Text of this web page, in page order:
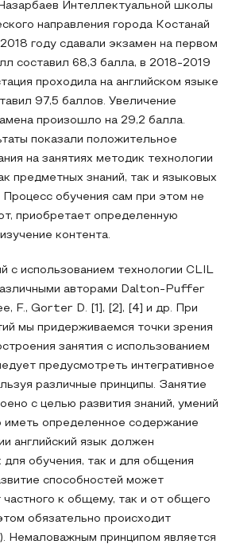
Интеллектуальной школы
направления города Костанай
году сдавали экзамен на первом
составил 68,3 балла, в 2018-2019
проходила на английском языке
97,5 баллов. Увеличение
произошло на 29,2 балла.
показали положительное
на занятиях методик технологии
предметных знаний, так и языковых
Процесс обучения сам при этом не
приобретает определенную
контента.
с использованием технологии CLIL
авторами Dalton-Puffer
F., Gorter D. [1], [2], [4] и др. При
мы придерживаемся точки зрения
занятия с использованием
предусмотреть интегративное
различные принципы. Занятие
с целью развития знаний, умений
иметь определенное содержание
английский язык должен
для обучения, так и для общения
способностей может
частного к общему, так и от общего
обязательно происходит
Немаловажным принципом является